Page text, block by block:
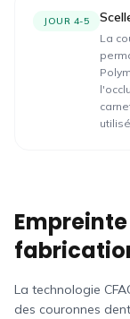
JOUR 4-5
La
La technologie
des couronnes